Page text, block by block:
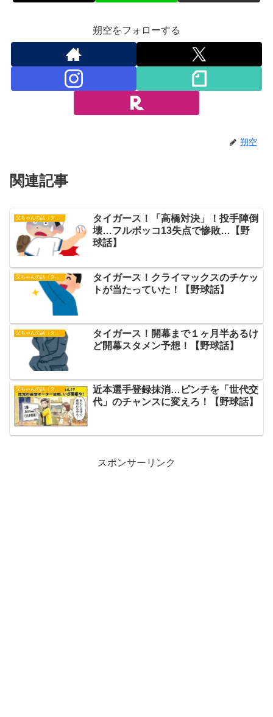
朔空をフォローする
朔空
関連記事
タイガース！「高橋対決」！投手陣倒
壊…フルボッコ13失点で惨敗…【野
球話】
父ちゃんの話（タイガース）
タイガース！クライマックスのチケッ
トが当たっていた！【野球話】
父ちゃんの話（タイガース）
タイガース！開幕まで１ヶ月半あるけ
ど開幕スタメン予想！【野球話】
近本選手登録抹消…ピンチを「世代交
代」のチャンスに変えろ！【野球話】
スポンサーリンク